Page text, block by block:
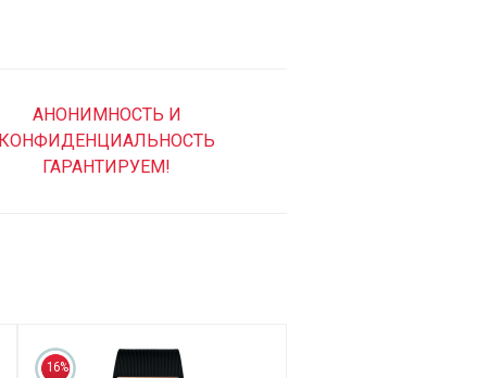
АНОНИМНОСТЬ И
КОНФИДЕНЦИАЛЬНОСТЬ
ГАРАНТИРУЕМ!
16%